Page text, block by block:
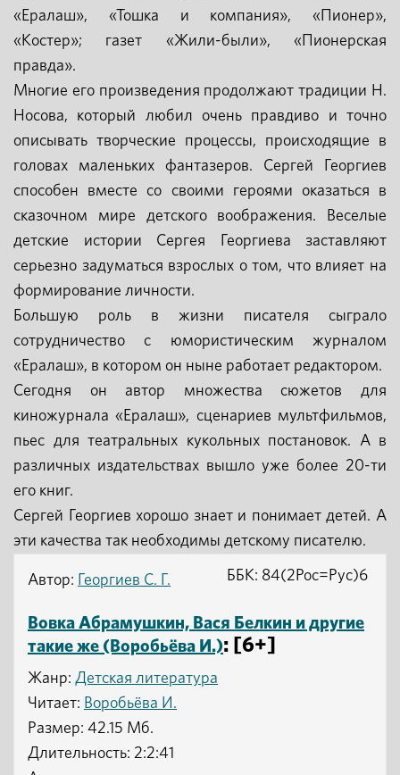
«Ералаш», «Тошка и компания», «Пионер»,
«Костер»; газет «Жили-были», «Пионерская
правда».
Многие его произведения продолжают традиции Н.
Носова, который любил очень правдиво и точно
описывать творческие процессы, происходящие в
головах маленьких фантазеров. Сергей Георгиев
способен вместе со своими героями оказаться в
сказочном мире детского воображения. Веселые
детские истории Сергея Георгиева заставляют
серьезно задуматься взрослых о том, что влияет на
формирование личности.
Большую роль в жизни писателя сыграло
сотрудничество с юмористическим журналом
«Ералаш», в котором он ныне работает редактором.
Сегодня он автор множества сюжетов для
киножурнала «Ералаш», сценариев мультфильмов,
пьес для театральных кукольных постановок. А в
различных издательствах вышло уже более 20-ти
его книг.
Сергей Георгиев хорошо знает и понимает детей. А
эти качества так необходимы детскому писателю.
Автор: Георгиев С. Г.
Вовка Абрамушкин, Вася Белкин и другие
такие же (Воробьёва И.): [6+]
Жанр: Детская литература
Читает: Воробьёва И.
ББК: 84(2Рос=Рус)6
Размер: 42.15 Мб.
Длительность: 2:2:41